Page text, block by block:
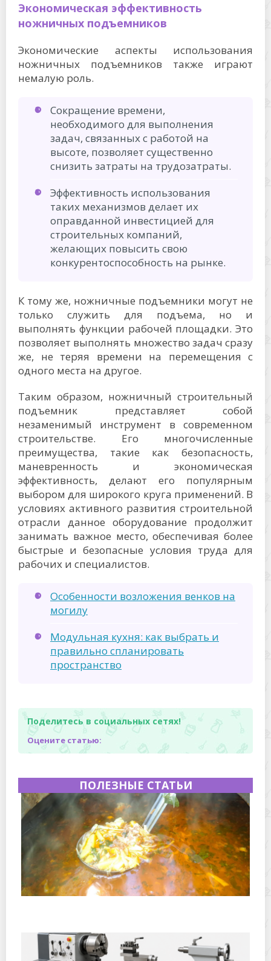
Экономическая эффективность
ножничных подъемников
Экономические аспекты использования
ножничных подъемников также играют
немалую роль.
Сокращение времени,
необходимого для выполнения
задач, связанных с работой на
высоте, позволяет существенно
снизить затраты на трудозатраты.
Эффективность использования
таких механизмов делает их
оправданной инвестицией для
строительных компаний,
желающих повысить свою
конкурентоспособность на рынке.
К тому же, ножничные подъемники могут не
только служить для подъема, но и
выполнять функции рабочей площадки. Это
позволяет выполнять множество задач сразу
же, не теряя времени на перемещения с
одного места на другое.
Таким образом, ножничный строительный
подъемник представляет собой
незаменимый инструмент в современном
строительстве. Его многочисленные
преимущества, такие как безопасность,
маневренность и экономическая
эффективность, делают его популярным
выбором для широкого круга применений. В
условиях активного развития строительной
отрасли данное оборудование продолжит
занимать важное место, обеспечивая более
быстрые и безопасные условия труда для
рабочих и специалистов.
Особенности возложения венков на
могилу
Модульная кухня: как выбрать и
правильно спланировать
пространство
Поделитесь в социальных сетях!
Оцените статью:
ПОЛЕЗНЫЕ СТАТЬИ